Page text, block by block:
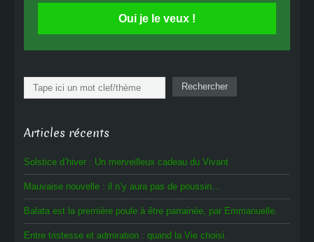
Oui je le veux !
Rechercher Rechercher
Articles récents
Solstice d’hiver : Un merveilleux cadeau du Vivant
Mauvaise nouvelle : il n’y aura pas de poussin…
Balata est la première poule à être parrainée, par Emmanuelle.
Entre tristesse et admiration : quand la Vie choisi.